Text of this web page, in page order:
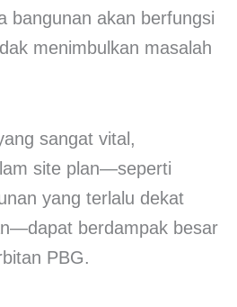
bangunan akan berfungsi
menimbulkan masalah
sangat vital,
site plan—seperti
yang terlalu dekat
berdampak besar
PBG.